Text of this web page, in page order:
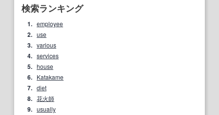
検索ランキング
1. employee
2. use
3. various
4. services
5. house
6. Katakame
7. diet
8. 花火師
9. usually